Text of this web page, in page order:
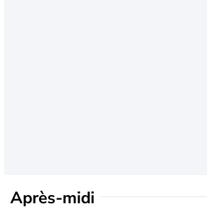
Après-midi